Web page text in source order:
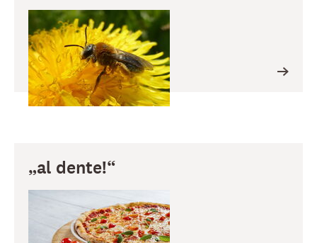
„al dente!“